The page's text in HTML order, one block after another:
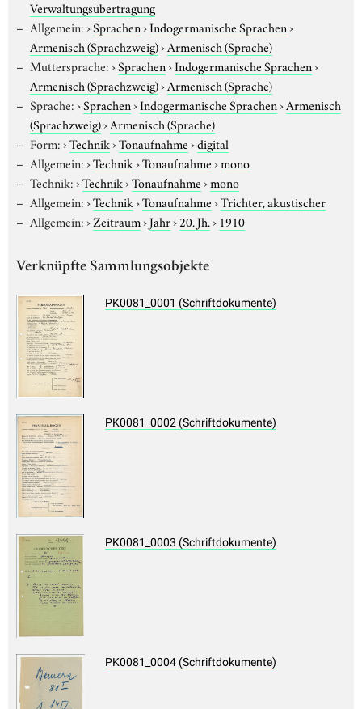
Verwaltungsübertragung
Allgemein:›Sprachen›Indogermanische Sprachen›
Armenisch (Sprachzweig)›Armenisch (Sprache)
Muttersprache:›Sprachen›Indogermanische Sprachen›
Armenisch (Sprachzweig)›Armenisch (Sprache)
Sprache:›Sprachen›Indogermanische Sprachen›Armenisch
(Sprachzweig)›Armenisch (Sprache)
Form:›Technik›Tonaufnahme›digital
Allgemein:›Technik›Tonaufnahme›mono
Technik:›Technik›Tonaufnahme›mono
Allgemein:›Technik›Tonaufnahme›Trichter, akustischer
Allgemein:›Zeitraum›Jahr›20. Jh.› 1910
Verknüpfte Sammlungsobjekte
PK0081_0001 (Schriftdokumente)
PK0081_0002 (Schriftdokumente)
PK0081_0003 (Schriftdokumente)
PK0081_0004 (Schriftdokumente)